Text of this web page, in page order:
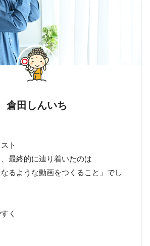
倉田しんいち
ト
最終的に辿り着いたのは
なるような動画をつくること」でし
く